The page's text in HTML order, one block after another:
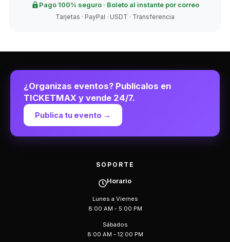
Pago 100% seguro · Boleto al instante por correo
Tarjetas · PayPal · USDT · Transferencia
¿Organizas eventos? Publícalos en
TICKETMAX y vende 24/7.
Publica tu evento →
SOPORTE
Horario
Lunes a Viernes
8:00 AM - 5:00 PM
Sábados
8:00 AM - 12:00 PM